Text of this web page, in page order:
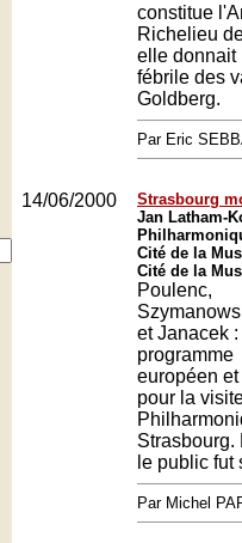
constitue
Richelieu
elle donnait
fébrile des
Goldberg.
Par Eric
14/06/2000
Strasbourg
Jan Latham-
Cité de la
Cité de la
Poulenc,
et Janacek
programme
européen
pour la
Strasbourg.
le public fut
Par Michel